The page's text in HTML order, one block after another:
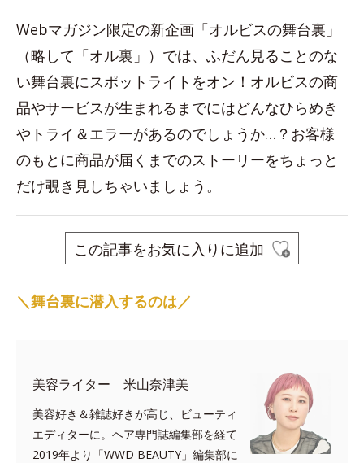
Webマガジン限定の新企画「オルビスの舞台裏」
（略して「オル裏」）では、ふだん見ることのな
い舞台裏にスポットライトをオン！オルビスの商
品やサービスが生まれるまでにはどんなひらめき
やトライ＆エラーがあるのでしょうか…？お客様
のもとに商品が届くまでのストーリーをちょっと
だけ覗き見しちゃいましょう。
この記事をお気に入りに追加
＼舞台裏に潜入するのは／
美容ライター 米山奈津美
美容好き＆雑誌好きが高じ、ビューティ
エディターに。ヘア専門誌編集部を経て
2019年より「WWD BEAUTY」編集部に